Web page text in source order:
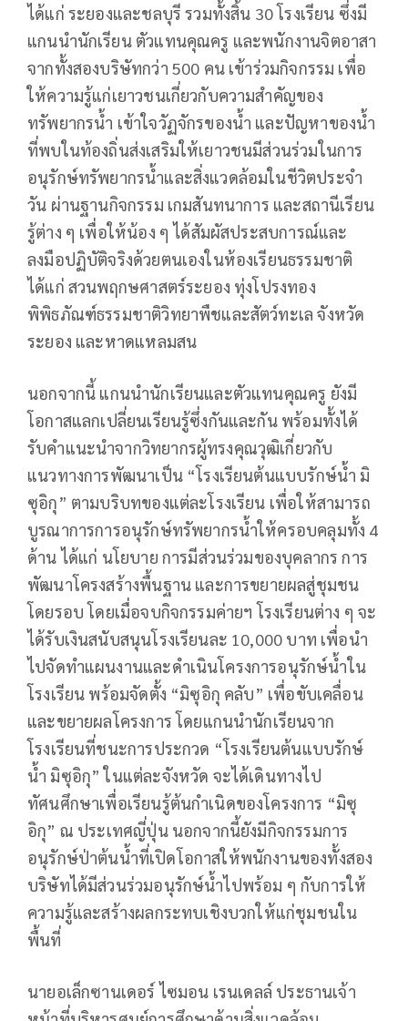
ได้แก่ ระยองและชลบุรี รวมทั้งสิ้น 30 โรงเรียน ซึ่งมี
แกนนำนักเรียน ตัวแทนคุณครู และพนักงานจิตอาสา
จากทั้งสองบริษัทกว่า 500 คน เข้าร่วมกิจกรรม เพื่อ
ให้ความรู้แก่เยาวชนเกี่ยวกับความสำคัญของ
ทรัพยากรน้ำ เข้าใจวัฏจักรของน้ำ และปัญหาของน้ำ
ที่พบในท้องถิ่นส่งเสริมให้เยาวชนมีส่วนร่วมในการ
อนุรักษ์ทรัพยากรน้ำและสิ่งแวดล้อมในชีวิตประจํา
วัน ผ่านฐานกิจกรรม เกมสันทนาการ และสถานีเรียน
รู้ต่าง ๆ เพื่อให้น้อง ๆ ได้สัมผัสประสบการณ์และ
ลงมือปฏิบัติจริงด้วยตนเองในห้องเรียนธรรมชาติ
ได้แก่ สวนพฤกษศาสตร์ระยอง ทุ่งโปรงทอง
พิพิธภัณฑ์ธรรมชาติวิทยาพืชและสัตว์ทะเล จังหวัด
ระยอง และหาดแหลมสน
นอกจากนี้ แกนนำนักเรียนและตัวแทนคุณครู ยังมี
โอกาสแลกเปลี่ยนเรียนรู้ซึ่งกันและกัน พร้อมทั้งได้
รับคำแนะนำจากวิทยากรผู้ทรงคุณวุฒิเกี่ยวกับ
แนวทางการพัฒนาเป็น “โรงเรียนต้นแบบรักษ์น้ำ มิ
ซุอิกุ” ตามบริบทของแต่ละโรงเรียน เพื่อให้สามารถ
บูรณาการการอนุรักษ์ทรัพยากรน้ำให้ครอบคลุมทั้ง 4
ด้าน ได้แก่ นโยบาย การมีส่วนร่วมของบุคลากร การ
พัฒนาโครงสร้างพื้นฐาน และการขยายผลสู่ชุมชน
โดยรอบ โดยเมื่อจบกิจกรรมค่ายฯ โรงเรียนต่าง ๆ จะ
ได้รับเงินสนับสนุนโรงเรียนละ 10,000 บาท เพื่อนำ
ไปจัดทำแผนงานและดำเนินโครงการอนุรักษ์น้ำใน
โรงเรียน พร้อมจัดตั้ง “มิซุอิกุ คลับ” เพื่อขับเคลื่อน
และขยายผลโครงการ โดยแกนนำนักเรียนจาก
โรงเรียนที่ชนะการประกวด “โรงเรียนต้นแบบรักษ์
น้ำ มิซุอิกุ” ในแต่ละจังหวัด จะได้เดินทางไป
ทัศนศึกษาเพื่อเรียนรู้ต้นกำเนิดของโครงการ “มิซุ
อิกุ” ณ ประเทศญี่ปุ่น นอกจากนี้ยังมีกิจกรรมการ
อนุรักษ์ป่าต้นน้ำที่เปิดโอกาสให้พนักงานของทั้งสอง
บริษัทได้มีส่วนร่วมอนุรักษ์น้ำไปพร้อม ๆ กับการให้
ความรู้และสร้างผลกระทบเชิงบวกให้แก่ชุมชนใน
พื้นที่
นายอเล็กซานเดอร์ ไซมอน เรนเดลล์ ประธานเจ้า